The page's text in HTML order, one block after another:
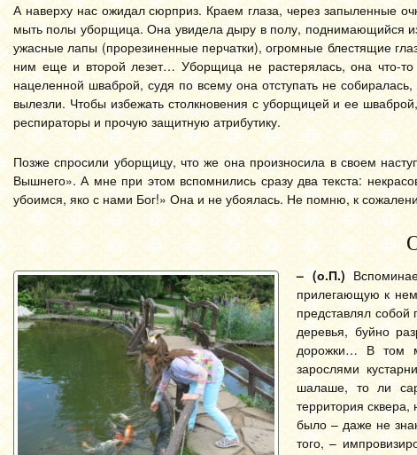
А наверху нас ожидал сюрприз. Краем глаза, через запыленные
мыть полы уборщица. Она увидела дыру в полу, поднимающийся
ужасные лапы (прорезиненные перчатки), огромные блестящие
ним еще и второй лезет… Уборщица не растерялась, она что-
нацеленной шваброй, судя по всему она отступать не
вылезли. Чтобы избежать столкновения с уборщицей и ее
респираторы и прочую защитную атрибутику.
Позже спросили уборщицу, что же она произносила в своем
Вышнего». А мне при этом вспомнились сразу два текста:
убоимся, яко с нами Бог!» Она и не убоялась. Не помню, к
– (о.П.)
прилегающую к
представлял
деревья, буйно
дорожки… В том
зарослями
шалаше, то ли
территория
было – даже не
того, –